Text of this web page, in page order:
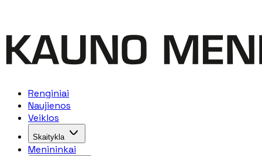
Renginiai
Naujienos
Veiklos
Skaitykla
Menininkai